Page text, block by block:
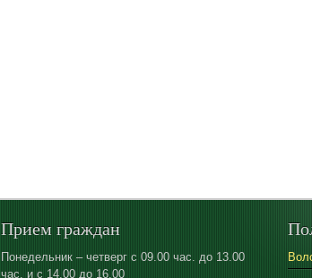
Прием граждан
Понедельник – четверг с 09.00 час. до 13.00
час. и с 14.00 до 16.00